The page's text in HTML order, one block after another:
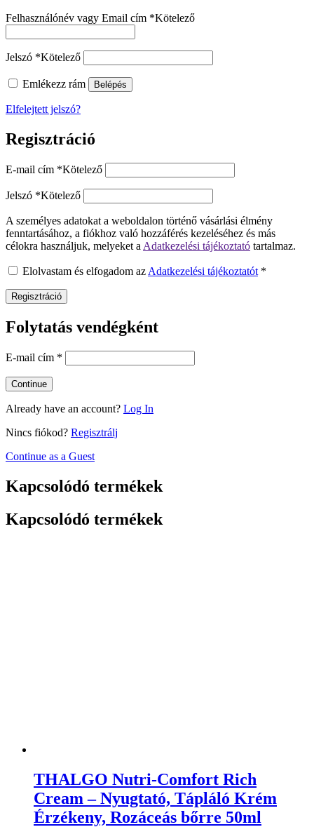
Felhasználónév vagy Email cím *Kötelező
Jelszó *Kötelező
Emlékezz rám Belépés
Elfelejtett jelszó?
Regisztráció
E-mail cím *Kötelező
Jelszó *Kötelező
A személyes adatokat a weboldalon történő vásárlási élmény
fenntartásához, a fiókhoz való hozzáférés kezeléséhez és más
célokra használjuk, melyeket a Adatkezelési tájékoztató tartalmaz.
Elolvastam és elfogadom az Adatkezelési tájékoztatót *
Regisztráció
Folytatás vendégként
E-mail cím *
Already have an account? Log In
Nincs fiókod? Regisztrálj
Continue as a Guest
Kapcsolódó termékek
Kapcsolódó termékek
THALGO Nutri-Comfort Rich
Cream – Nyugtató, Tápláló Krém
Érzékeny, Rozáceás bőrre 50ml